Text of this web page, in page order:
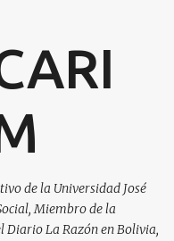
de la Universidad José
Miembro de la
Diario La Razón en Bolivia,